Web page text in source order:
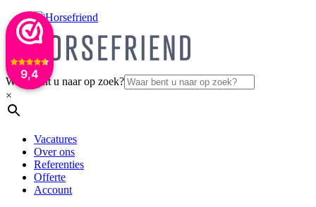
9,4
Waar bent u naar op zoek?
×
Vacatures
Over ons
Referenties
Offerte
Account